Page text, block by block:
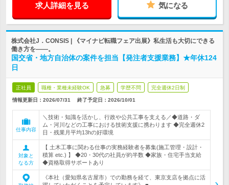
求人詳細を見る 気になる
株式会社J．CONSIS | 《マイナビ転職フェア出展》私生活も大切にできる
働き方を――。
国交省・地方自治体の案件を担当【発注者支援業務】★年休124
日
正社員 職種・業種未経験OK 急募 学歴不問 完全週休2日制
情報更新日：2026/07/31 終了予定日： 2026/10/01
仕事内容
＼技術・知識を活かし、行政や公共工事を支える／◆道路・ダ
ム・河川などの工事における技術支援に携わります ◆完全週休2
日・残業月平均13hの好環境
対象と
なる方
【 土木工事に関わる仕事の実務経験者を募集(施工管理・設計・
積算 etc.) 】 ◆20・30代の社員が約半数 ◆家族・住宅手当支給
◆資格取得サポートあり
《本社（愛知県名古屋市）での勤務を経て、東京支店を拠点に活